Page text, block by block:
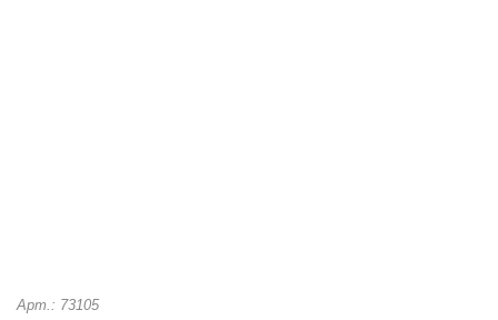
Арт.: 73105